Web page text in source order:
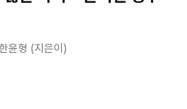
윤형 (지은이)